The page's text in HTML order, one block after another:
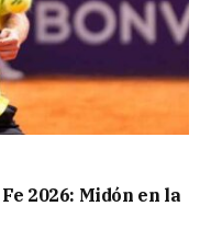
2026: Midón en la